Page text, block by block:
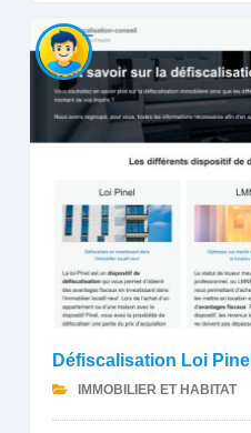
Défiscalisation Loi Pinel
IMMOBILIER ET HABITAT